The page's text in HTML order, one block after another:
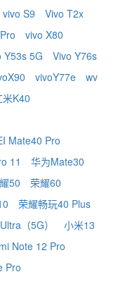
vivo S9
Vivo T2x
vivo X80
Y53s 5G
Vivo Y76s
vivoY77e
wv
米K40
Mate40 Pro
11
华为Mate30
50
荣耀60
荣耀畅玩40 Plus
（5G）
小米13
Note 12 Pro
Pro